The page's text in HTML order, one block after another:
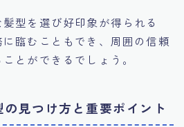
型を選び好印象が得られる
臨むこともでき、周囲の信頼
とができるでしょう。
見つけ方と重要ポイント